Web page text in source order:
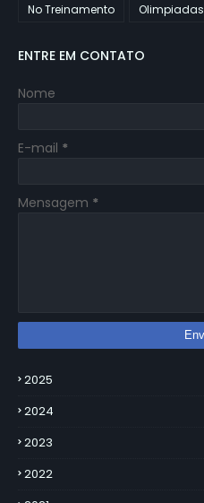
No Treinamento
Olimpiadas
ENTRE EM CONTATO
Nome
E-mail *
Mensagem *
2025
2024
2023
2022